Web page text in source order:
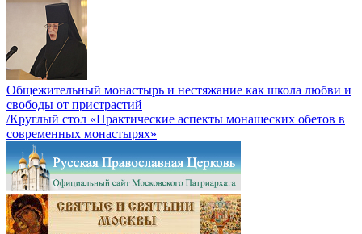
Общежительный монастырь и нестяжание как школа любви и
свободы от пристрастий
/Круглый стол «Практические аспекты монашеских обетов в
современных монастырях»